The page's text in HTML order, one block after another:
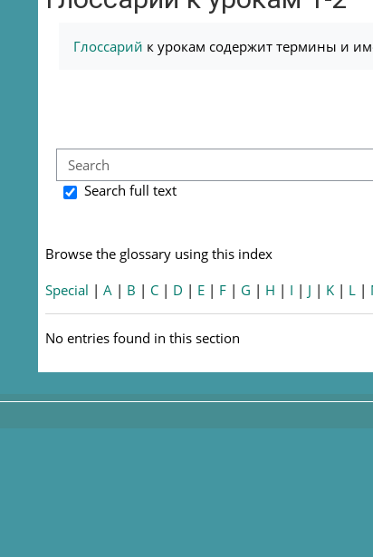
Глоссарий к урокам содержит термины и
Search full text
Browse the glossary using this index
Special |A | B | C | D | E | F | G | H | I | J | K | L |
No entries found in this section